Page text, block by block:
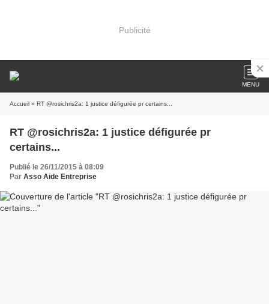
Publicité
MENU
Accueil » RT @rosichris2a: 1 justice défigurée pr certains...
RT @rosichris2a: 1 justice défigurée pr
certains...
Publié le 26/11/2015 à 08:09
Par Asso Aide Entreprise